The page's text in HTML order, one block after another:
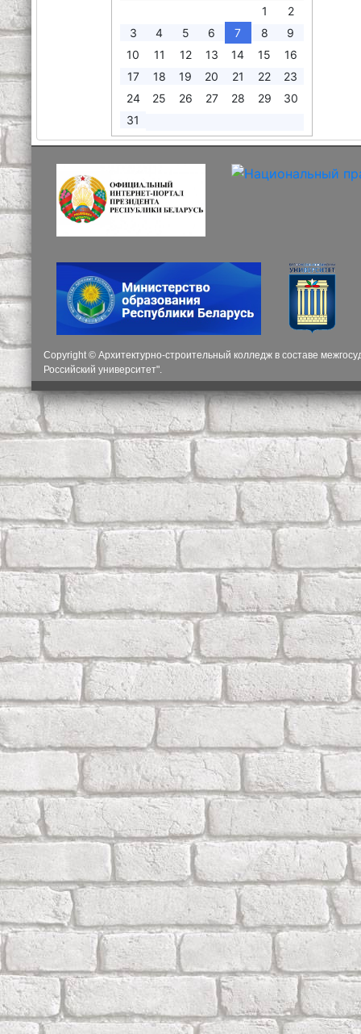
1
2
3
4 5 6 7 8
9
10
11 12 13 14 15
16
17
18 19 20 21 22
23
24
25 26 27 28 29
30
31
Copyright © Архитектурно-строительный колледж в составе
Российский университет".